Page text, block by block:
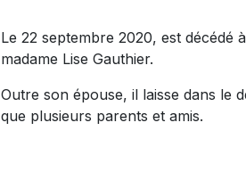
Le 22 septembre 2020, est décédé
madame Lise Gauthier.
Outre son épouse, il laisse dans le
que plusieurs parents et amis.